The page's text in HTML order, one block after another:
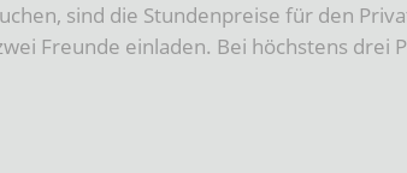
sind die Stundenpreise für den
Freunde einladen. Bei höchstens drei